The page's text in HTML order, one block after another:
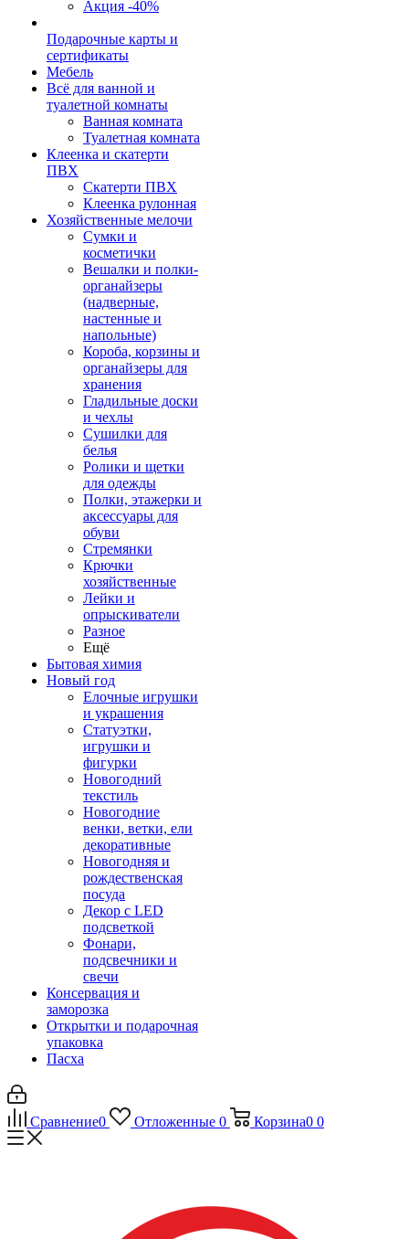
Акция -40%
Подарочные карты и
сертификаты
Мебель
Всё для ванной и
туалетной комнаты
Ванная комната
Туалетная комната
Клеенка и скатерти
ПВХ
Скатерти ПВХ
Клеенка рулонная
Хозяйственные мелочи
Сумки и
косметички
Вешалки и полки-
органайзеры
(надверные,
настенные и
напольные)
Короба, корзины и
органайзеры для
хранения
Гладильные доски
и чехлы
Сушилки для
белья
Ролики и щетки
для одежды
Полки, этажерки и
аксессуары для
обуви
Стремянки
Крючки
хозяйственные
Лейки и
опрыскиватели
Разное
Ещё
Бытовая химия
Новый год
Елочные игрушки
и украшения
Статуэтки,
игрушки и
фигурки
Новогодний
текстиль
Новогодние
венки, ветки, ели
декоративные
Новогодняя и
рождественская
посуда
Декор с LED
подсветкой
Фонари,
подсвечники и
свечи
Консервация и
заморозка
Открытки и подарочная
упаковка
Пасха
Сравнение0 Отложенные 0 Корзина0 0